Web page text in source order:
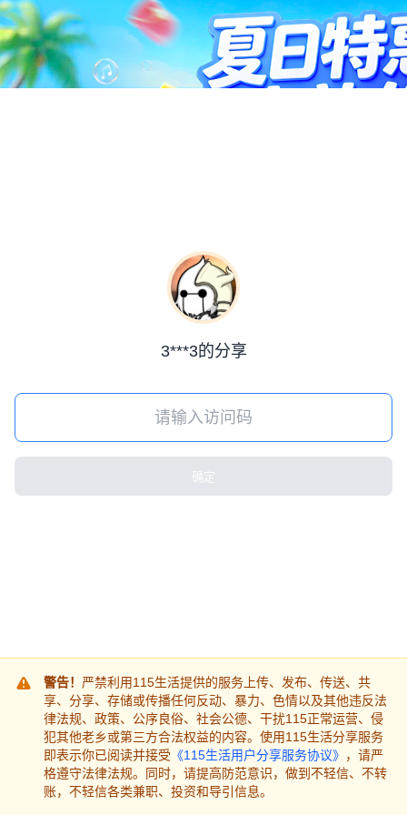
3***3的分享
确定
警告！ 严禁利用115生活提供的服务上传、发布、传送、共
享、分享、存储或传播任何反动、暴力、色情以及其他违反法
律法规、政策、公序良俗、社会公德、干扰115正常运营、侵
犯其他老乡或第三方合法权益的内容。使用115生活分享服务
即表示你已阅读并接受 《115生活用户分享服务协议》 ，请严
格遵守法律法规。同时，请提高防范意识，做到不轻信、不转
账，不轻信各类兼职、投资和导引信息。